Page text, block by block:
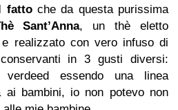
fattoche da questa purissima
Sant’Anna, un thè eletto
e realizzato con vero infuso di
in 3 gusti diversi:
essendo una linea
ai bambini, io non potevo non